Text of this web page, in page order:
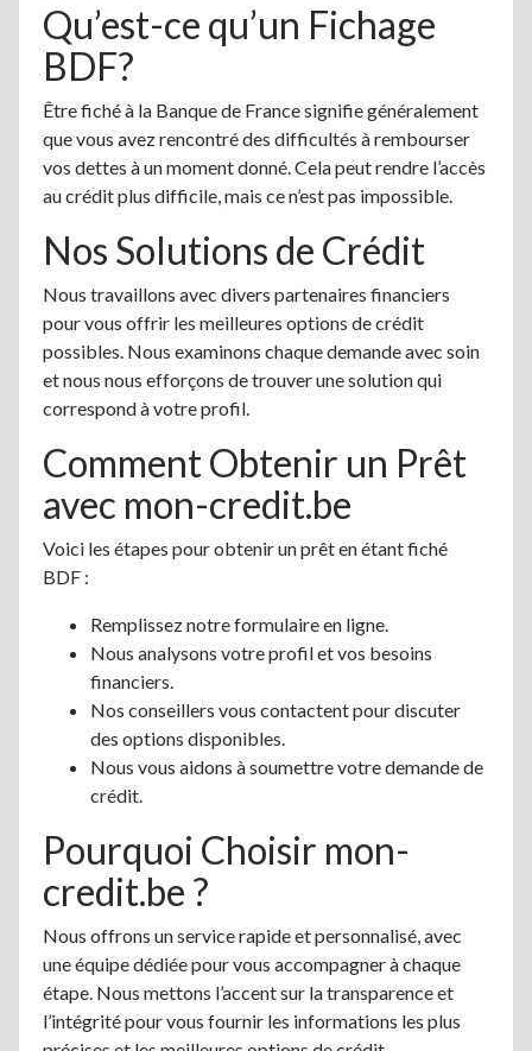
Qu’est-ce qu’un Fichage
BDF?
Être fiché à la Banque de France signifie généralement
que vous avez rencontré des difficultés à rembourser
vos dettes à un moment donné. Cela peut rendre l’accès
au crédit plus difficile, mais ce n’est pas impossible.
Nos Solutions de Crédit
Nous travaillons avec divers partenaires financiers
pour vous offrir les meilleures options de crédit
possibles. Nous examinons chaque demande avec soin
et nous nous efforçons de trouver une solution qui
correspond à votre profil.
Comment Obtenir un Prêt
avec mon-credit.be
Voici les étapes pour obtenir un prêt en étant fiché
BDF :
Remplissez notre formulaire en ligne.
Nous analysons votre profil et vos besoins
financiers.
Nos conseillers vous contactent pour discuter
des options disponibles.
Nous vous aidons à soumettre votre demande de
crédit.
Pourquoi Choisir mon-
credit.be ?
Nous offrons un service rapide et personnalisé, avec
une équipe dédiée pour vous accompagner à chaque
étape. Nous mettons l’accent sur la transparence et
l’intégrité pour vous fournir les informations les plus